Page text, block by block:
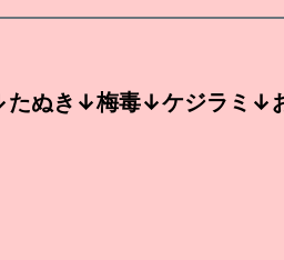
ぬき↓梅毒↓ケジラミ↓